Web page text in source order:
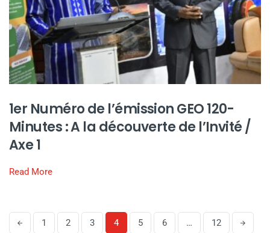
1er Numéro de l’émission GEO 120-
Minutes : A la découverte de l’Invité /
Axe 1
Read More
1 2 3 4 5 6 … 12